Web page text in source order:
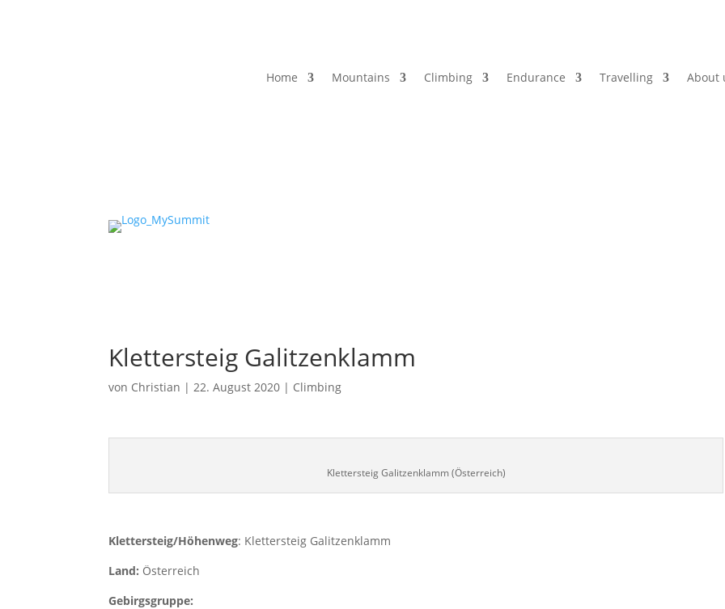
Home Mountains Climbing Endurance Travelling About
Klettersteig Galitzenklamm
von Christian | 22. August 2020 | Climbing
Klettersteig Galitzenklamm (Österreich)
Klettersteig/Höhenweg: Klettersteig Galitzenklamm
Land: Österreich
Gebirgsgruppe: